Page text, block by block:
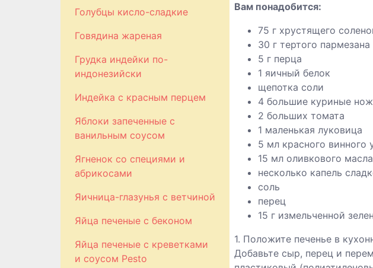
Голубцы кисло-сладкие
Говядина жареная
Грудка индейки по-
индонезийски
Индейка с красным перцем
Яблоки запеченные с
ванильным соусом
Ягненок со специями и
абрикосами
Яичница-глазунья с ветчиной
Яйца печеные с беконом
Яйца печеные с креветками
и соусом Pesto
Вам понадобится:
75 г хрустящего
30 г тертого пармезана
5 г перца
1 яичный белок
щепотка соли
4 большие куриные
2 больших томата
1 маленькая луковица
5 мл красного винного
15 мл оливкового масла
несколько капель
соль
перец
15 г измельченной
1. Положите печенье в
Добавьте сыр, перец и